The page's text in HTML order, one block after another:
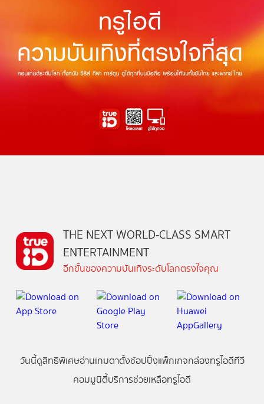
THE NEXT WORLD-CLASS SMART
ENTERTAINMENT
อีกขั้นของความบันเทิงระดับโลกตรงใจคุณ
วันนี้ดูสิทธิพิเศษอ่านเกมตาตั้งช้อปปิ้งแพ็กเกจกล่องทรูไอดีทีวี
คอมมูนิตี้บริการช่วยเหลือทรูไอดี